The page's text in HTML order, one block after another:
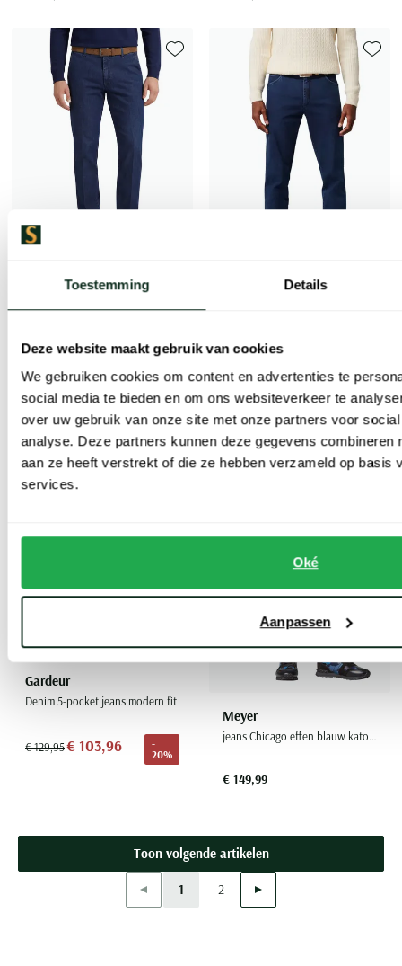
Toestemming Details
Deze website maakt gebruik van cookies
We gebruiken cookies om content en advertenties te
social media te bieden en om ons websiteverkeer te
over uw gebruik van onze site met onze partners voor
analyse. Deze partners kunnen deze gegevens combineren
aan ze heeft verstrekt of die ze hebben verzameld op basis
services.
Oké
Aanpassen
M.E.N.S.
katoenen madison u chino blauw spijker
€ 139,95€ 69,98
-
Toevoegen aan favorieten
€ 139,99
Gardeur
Denim 5-pocket jeans modern fit
€ 129,95€ 103,96
-
20%
Toevoegen aan favorieten
Meyer
jeans Chicago effen blauw katoen normale fit
€ 149,99
Toon volgende artikelen
Vorige
Current Page
1
Page
2 Volgende